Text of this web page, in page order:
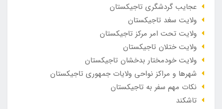
عجایب گردشگری تاجیکستان
ولایت سغد تاجیکستان
ولایت تحت امر مرکز تاجیکستان
ولایت ختلان تاجیکستان
ولایت خودمختار بدخشان تاجیکستان
شهرها و مراکز نواحی ولایات جمهوری تاجیکستان
نکات مهم سفر به تاجیکستان
تاشکند